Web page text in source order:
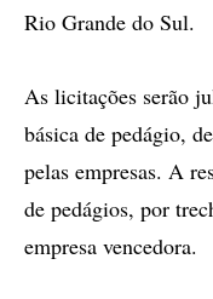
Rio Grande do Sul.
As licitações serão
básica de pedágio,
pelas empresas. A
de pedágios, por
empresa vencedora.